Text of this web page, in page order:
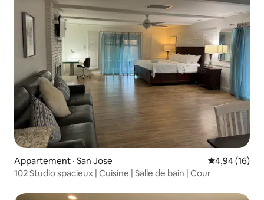
Appartement · San Jose Note
4,94 (16)
102 Studio spacieux | Cuisine | Salle de bain | Cour